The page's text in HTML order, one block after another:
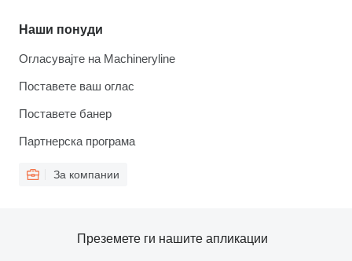
Наши понуди
Огласувајте на Machineryline
Поставете ваш оглас
Поставете банер
Партнерска програма
За компании
Преземете ги нашите апликации